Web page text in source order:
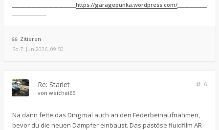
https://garagepunka.wordpress.com/
Zitieren
So 7. Jun 2026, 09:50
Re: Starlet
6
von weichei65
Na dann fette das Ding mal auch an den Federbeinaufnahmen,
bevor du die neuen Dämpfer einbaust. Das pastöse fluidfilm AR